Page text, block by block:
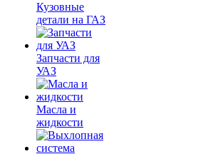
Кузовные
детали на ГАЗ
Запчасти для
УАЗ
Масла и
жидкости